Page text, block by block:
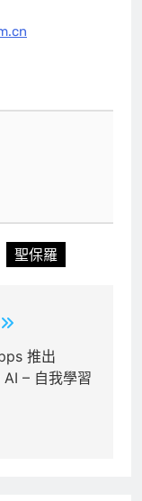
聖保羅
推出
AI – 自我學習